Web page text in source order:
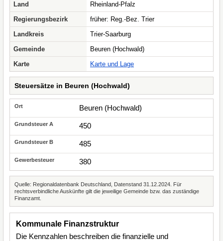
Land
Rheinland-Pfalz
Regierungsbezirk
früher: Reg.-Bez. Trier
Landkreis
Trier-Saarburg
Gemeinde
Beuren (Hochwald)
Karte
Karte und Lage
Steuersätze in Beuren (Hochwald)
Beuren (Hochwald)
450
485
380
Quelle: Regionaldatenbank Deutschland, Datenstand 31.12.2024. Für
rechtsverbindliche Auskünfte gilt die jeweilige Gemeinde bzw. das zuständige
Finanzamt.
Kommunale Finanzstruktur
Die Kennzahlen beschreiben die finanzielle und